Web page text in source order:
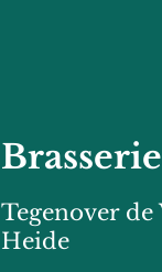
Tegenover de
Heide